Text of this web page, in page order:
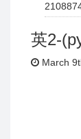
英2-
March